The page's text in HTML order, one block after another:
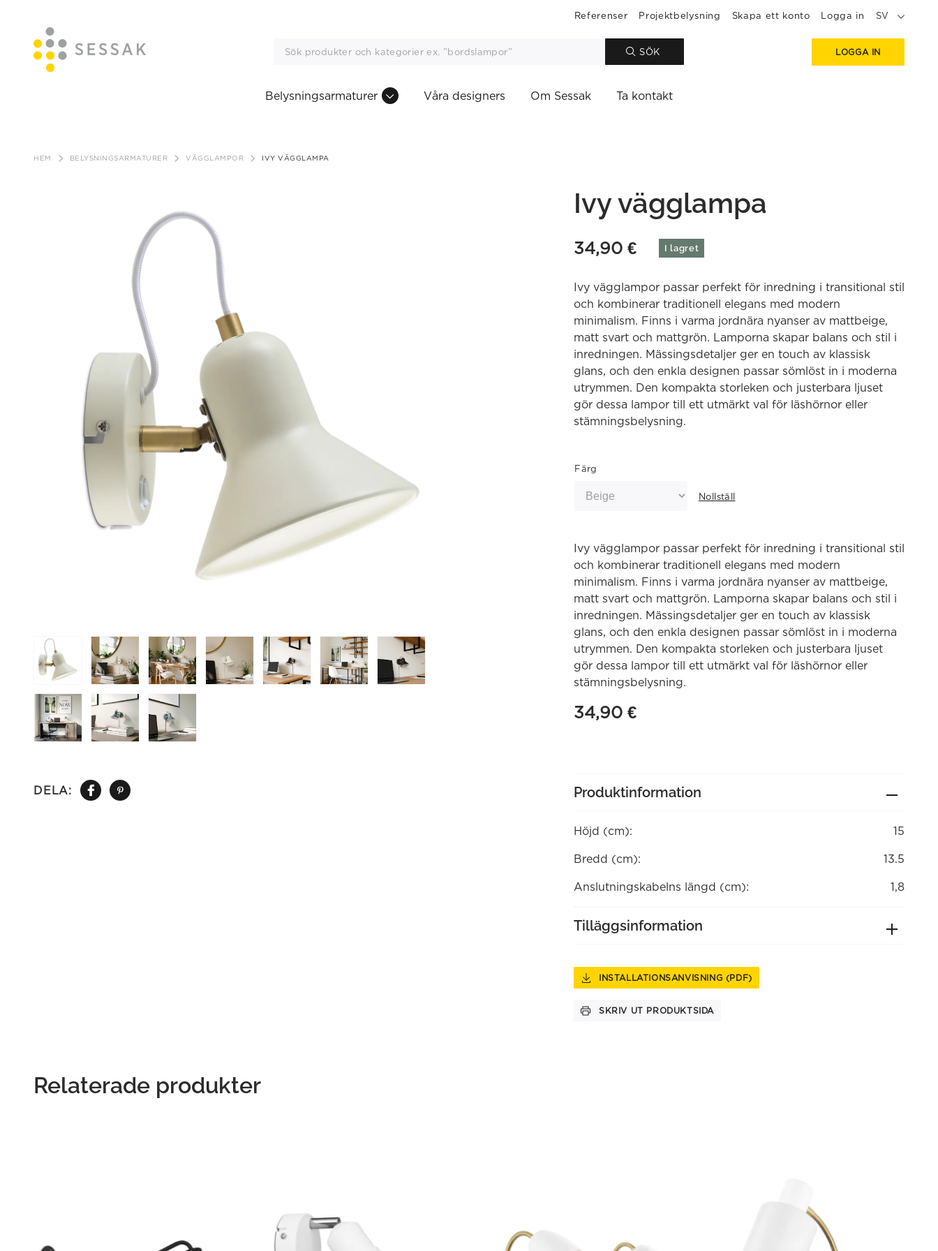
Referenser Projektbelysning Skapa ett konto Logga in SV
SÖK LOGGA IN
Belysningsarmaturer Våra designers Om Sessak Ta kontakt
HEM BELYSNINGSARMATURER VÄGGLAMPOR IVY VÄGGLAMPA
DELA:
Ivy vägglampa
34,90 € I lagret
Ivy vägglampor passar perfekt för inredning i transitional stil
och kombinerar traditionell elegans med modern
minimalism. Finns i varma jordnära nyanser av mattbeige,
matt svart och mattgrön. Lamporna skapar balans och stil i
inredningen. Mässingsdetaljer ger en touch av klassisk
glans, och den enkla designen passar sömlöst in i moderna
utrymmen. Den kompakta storleken och justerbara ljuset
gör dessa lampor till ett utmärkt val för läshörnor eller
stämningsbelysning.
Färg
Nollställ
Ivy vägglampor passar perfekt för inredning i transitional stil
och kombinerar traditionell elegans med modern
minimalism. Finns i varma jordnära nyanser av mattbeige,
matt svart och mattgrön. Lamporna skapar balans och stil i
inredningen. Mässingsdetaljer ger en touch av klassisk
glans, och den enkla designen passar sömlöst in i moderna
utrymmen. Den kompakta storleken och justerbara ljuset
gör dessa lampor till ett utmärkt val för läshörnor eller
stämningsbelysning.
34,90 €
Produktinformation
Höjd (cm): 15
Bredd (cm): 13.5
Anslutningskabelns längd (cm): 1,8
Tilläggsinformation
INSTALLATIONSANVISNING (PDF)
SKRIV UT PRODUKTSIDA
Relaterade produkter